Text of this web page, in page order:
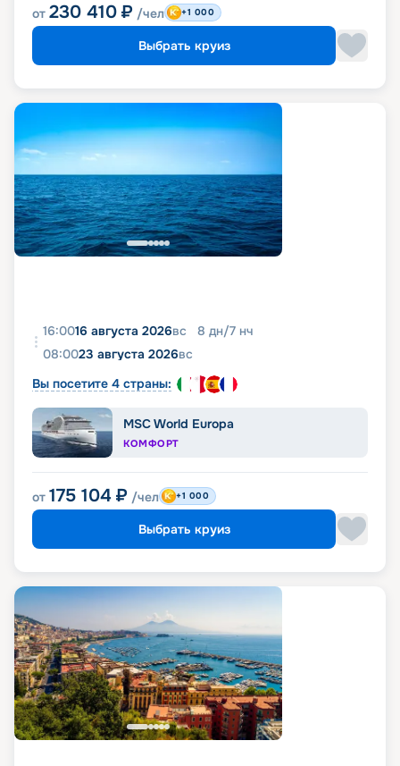
от 230 410 ₽ /чел +1 000
Выбрать круиз
16:0016 августа 2026вс 8 дн/7 нч
08:0023 августа 2026вс
Вы посетите 4 страны:
MSC World Europa
КОМФОРТ
от 175 104 ₽ /чел +1 000
Выбрать круиз